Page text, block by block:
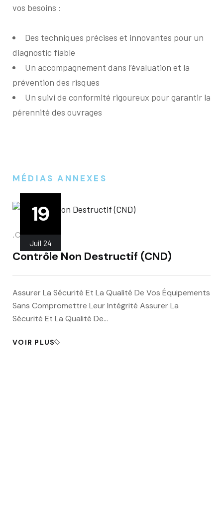
vos besoins :
Des techniques précises et innovantes pour un
diagnostic fiable
Un accompagnement dans l’évaluation et la
prévention des risques
Un suivi de conformité rigoureux pour garantir la
pérennité des ouvrages
MÉDIAS ANNEXES
19
Juil 24
.CND
Contrôle Non Destructif (CND)
Assurer La Sécurité Et La Qualité De Vos Équipements
Sans Compromettre Leur Intégrité Assurer La
Sécurité Et La Qualité De…
VOIR PLUS